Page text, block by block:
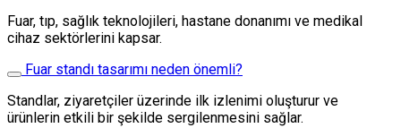
Fuar, tıp, sağlık teknolojileri, hastane donanımı ve medikal
cihaz sektörlerini kapsar.
Fuar standı tasarımı neden önemli?
Standlar, ziyaretçiler üzerinde ilk izlenimi oluşturur ve
ürünlerin etkili bir şekilde sergilenmesini sağlar.